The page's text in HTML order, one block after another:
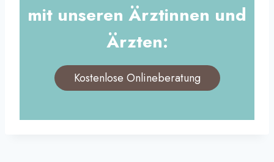
mit unseren Ärztinnen und
Ärzten:
Kostenlose Onlineberatung